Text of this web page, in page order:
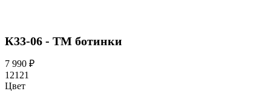
К33-06 - ТМ ботинки
7 990 ₽
12121
Цвет